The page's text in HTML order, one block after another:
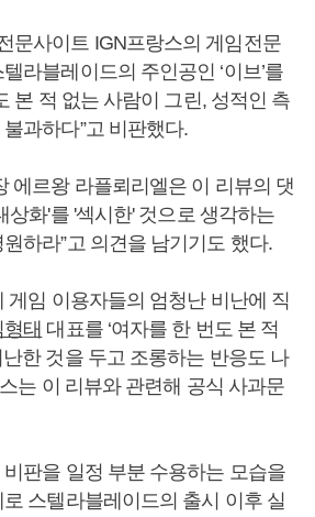
문사이트 IGN프랑스의 게임전문
라블레이드의 주인공인 ‘이브’를
본 적 없는 사람이 그린, 성적인 측
과하다”고 비판했다.
에르왕 라플뢰리엘은 이 리뷰의 댓
상화'를 '섹시한' 것으로 생각하는
하라”고 의견을 남기기도 했다.
게임 이용자들의 엄청난 비난에 직
형태 대표를 ‘여자를 한 번도 본 적
난한 것을 두고 조롱하는 반응도 나
는 이 리뷰와 관련해 공식 사과문
판을 일정 부분 수용하는 모습을
스텔라블레이드의 출시 이후 실